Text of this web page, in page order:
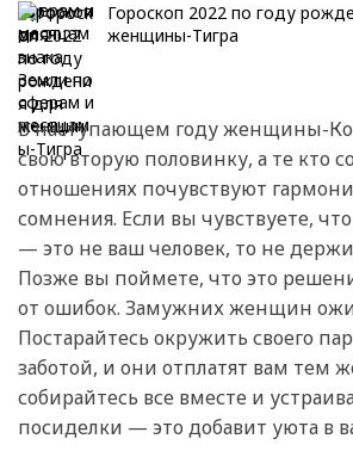
Гороскоп 2022 по году
женщины-Тигра
В наступающем году женщины-
свою вторую половинку, а те кто
отношениях почувствуют
сомнения. Если вы чувствуете,
— это не ваш человек, то не
Позже вы поймете, что это
от ошибок. Замужних женщин
Постарайтесь окружить своего
заботой, и они отплатят вам тем
собирайтесь все вместе и
посиделки — это добавит уюта в